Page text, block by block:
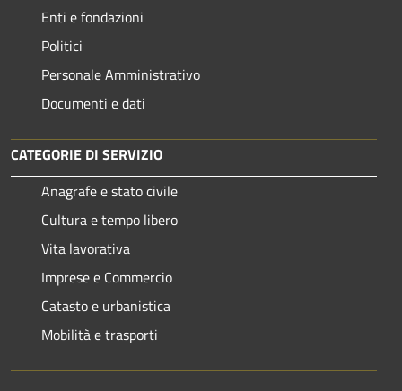
Enti e fondazioni
Politici
Personale Amministrativo
Documenti e dati
CATEGORIE DI SERVIZIO
Anagrafe e stato civile
Cultura e tempo libero
Vita lavorativa
Imprese e Commercio
Catasto e urbanistica
Mobilità e trasporti